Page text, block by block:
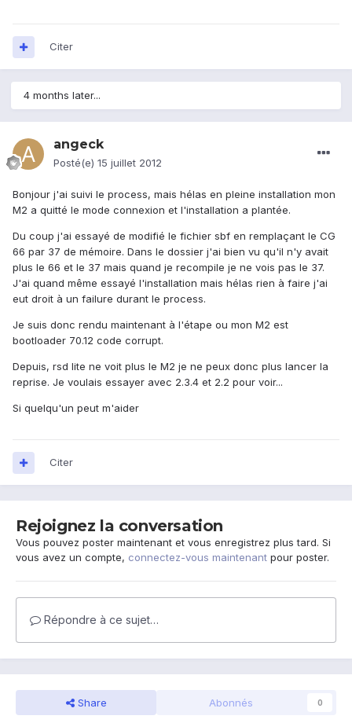
Citer
4 months later...
angeck
Posté(e) 15 juillet 2012
Bonjour j'ai suivi le process, mais hélas en pleine installation mon
M2 a quitté le mode connexion et l'installation a plantée.
Du coup j'ai essayé de modifié le fichier sbf en remplaçant le CG
66 par 37 de mémoire. Dans le dossier j'ai bien vu qu'il n'y avait
plus le 66 et le 37 mais quand je recompile je ne vois pas le 37.
J'ai quand même essayé l'installation mais hélas rien à faire j'ai
eut droit à un failure durant le process.
Je suis donc rendu maintenant à l'étape ou mon M2 est
bootloader 70.12 code corrupt.
Depuis, rsd lite ne voit plus le M2 je ne peux donc plus lancer la
reprise. Je voulais essayer avec 2.3.4 et 2.2 pour voir...
Si quelqu'un peut m'aider
Citer
Rejoignez la conversation
Vous pouvez poster maintenant et vous enregistrez plus tard. Si
vous avez un compte, connectez-vous maintenant pour poster.
Répondre à ce sujet…
Share Abonnés 0